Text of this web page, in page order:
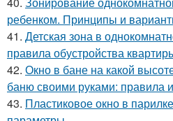
ребенком. Принципы и
41. Детская зона в
правила обустройства
42. Окно в бане на какой
баню своими руками: правила
43. Пластиковое окно в